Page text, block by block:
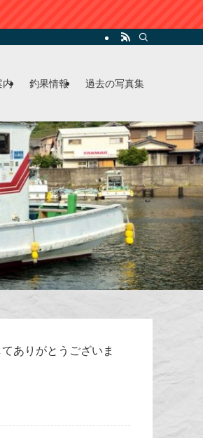
内 釣果情報 過去の写真集
ありがとうございま